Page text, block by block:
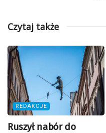
Czytaj także
REDAKCJE
Ruszył nabór do